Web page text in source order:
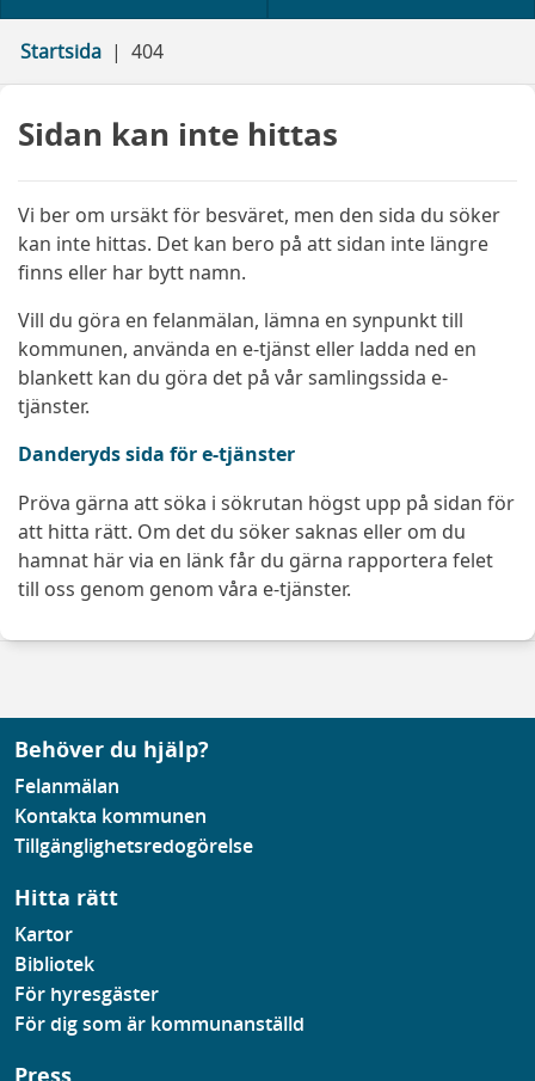
Startsida 404
Sidan kan inte hittas
Vi ber om ursäkt för besväret, men den sida du söker
kan inte hittas. Det kan bero på att sidan inte längre
finns eller har bytt namn.
Vill du göra en felanmälan, lämna en synpunkt till
kommunen, använda en e-tjänst eller ladda ned en
blankett kan du göra det på vår samlingssida e-
tjänster.
Danderyds sida för e-tjänster
Pröva gärna att söka i sökrutan högst upp på sidan för
att hitta rätt. Om det du söker saknas eller om du
hamnat här via en länk får du gärna rapportera felet
till oss genom genom våra e-tjänster.
Behöver du hjälp?
Felanmälan
Kontakta kommunen
Tillgänglighetsredogörelse
Hitta rätt
Kartor
Bibliotek
För hyresgäster
För dig som är kommunanställd
Press